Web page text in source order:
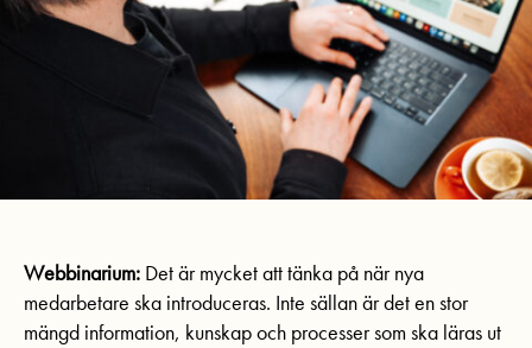
Webbinarium: Det är mycket att tänka på när nya
medarbetare ska introduceras. Inte sällan är det en stor
mängd information, kunskap och processer som ska läras ut